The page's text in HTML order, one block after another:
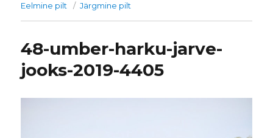
Eelmine pilt Järgmine pilt
48-umber-harku-jarve-
jooks-2019-4405